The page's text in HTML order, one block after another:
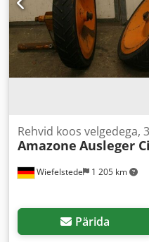
Wiefelstede 1 205 km
Rehvid koos velgedega,
Amazone Ausleger
Pärida